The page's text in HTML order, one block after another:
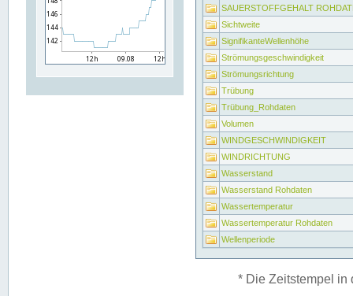
SAUERSTOFFGEHALT
Sichtweite
SignifikanteWellenhöhe
Strömungsgeschwindigkeit
Strömungsrichtung
Trübung
Trübung_Rohdaten
Volumen
WINDGESCHWINDIGKEIT
WINDRICHTUNG
Wasserstand
Wasserstand Rohdaten
Wassertemperatur
Wassertemperatur Rohdaten
Wellenperiode
* Die Zeitstempel in